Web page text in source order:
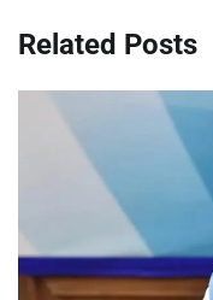
Related Posts